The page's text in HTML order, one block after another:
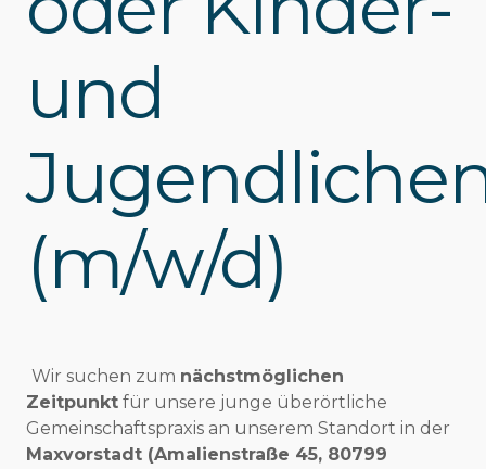
und
(m/w/d)
Wir suchen zum nächstmöglichen
Zeitpunkt für unsere junge überörtliche
Gemeinschaftspraxis an unserem Standort in der
Maxvorstadt (Amalienstraße 45, 80799